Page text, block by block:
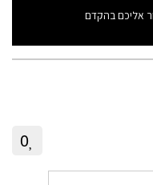
אליכם בהקדם
0